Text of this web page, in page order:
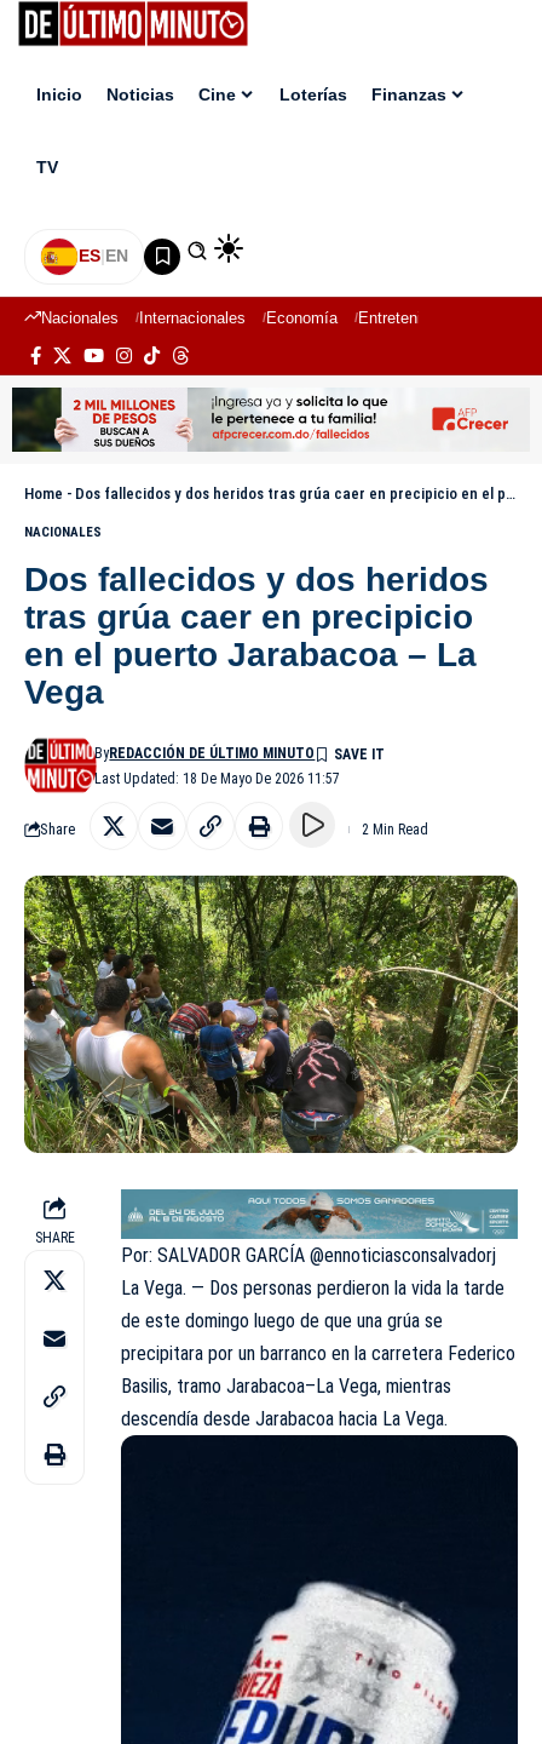
Inicio Noticias Cine Loterías Finanzas
TV
ES|EN
Nacionales Internacionales Economía Entretenimiento
Home - Dos fallecidos y dos heridos tras grúa caer en precipicio en el puerto Jarabacoa – La Vega
NACIONALES
Dos fallecidos y dos heridos
tras grúa caer en precipicio
en el puerto Jarabacoa – La
Vega
Last Updated: 18 De Mayo De 2026 11:57
ByREDACCIÓN DE ÚLTIMO MINUTO
Share 2 Min Read
SHARE
Por: SALVADOR GARCÍA @ennoticiasconsalvadorj
La Vega. — Dos personas perdieron la vida la tarde
de este domingo luego de que una grúa se
precipitara por un barranco en la carretera Federico
Basilis, tramo Jarabacoa–La Vega, mientras
descendía desde Jarabacoa hacia La Vega.